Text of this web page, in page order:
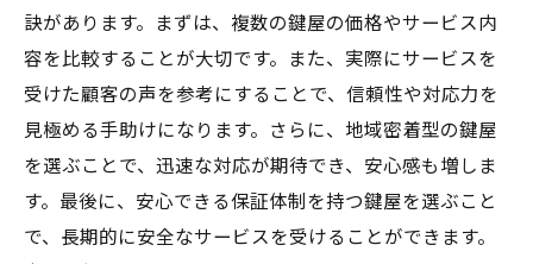
訣があります。まずは、複数の鍵屋の価格やサービス内
容を比較することが大切です。また、実際にサービスを
受けた顧客の声を参考にすることで、信頼性や対応力を
見極める手助けになります。さらに、地域密着型の鍵屋
を選ぶことで、迅速な対応が期待でき、安心感も増しま
す。最後に、安心できる保証体制を持つ鍵屋を選ぶこと
で、長期的に安全なサービスを受けることができます。